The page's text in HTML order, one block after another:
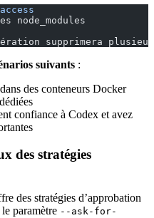
supprimera
suivants :
des conteneurs Docker
confiance à Codex et avez
des stratégies
des stratégies d’approbation
paramètre --ask-for-